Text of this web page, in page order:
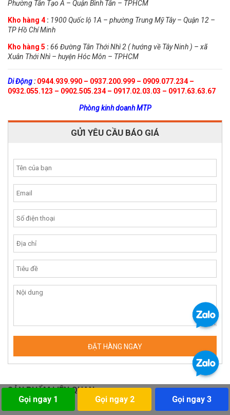
Phường Tân Tạo A – Quận Bình Tân – TPHCM
Kho hàng 4: 1900 Quốc lộ 1A – phường Trung Mỹ Tây – Quận 12 –
TP Hồ Chí Minh
Kho hàng 5 : 66 Đường Tân Thới Nhì 2 ( hướng về Tây Ninh ) – xã
Xuân Thới Nhì – huyện Hóc Môn – TPHCM
Di Động: 0944.939.990 – 0937.200.999 – 0909.077.234 –
0932.055.123 – 0902.505.234 – 0917.02.03.03 – 0917.63.63.67
Phòng kinh doanh MTP
GỬI YÊU CẦU BÁO GIÁ
SẢN PHẨM LIÊN QUAN
Gọi ngay 1
Gọi ngay 2 Gọi ngay 3